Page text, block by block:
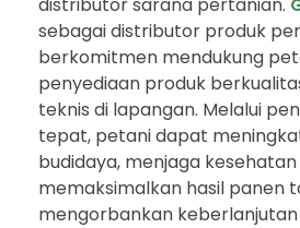
sebagai distributor produk
berkomitmen mendukung
penyediaan produk
teknis di lapangan. Melalui
tepat, petani dapat
budidaya, menjaga
memaksimalkan hasil panen
mengorbankan keberlanjutan